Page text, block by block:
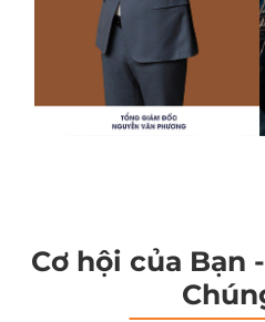
Cơ hội của Bạn